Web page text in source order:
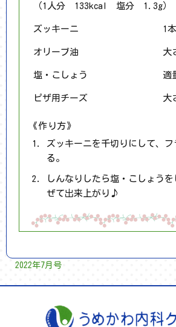
（1人分 133kcal 塩分 1.3g）
ズッキーニ 1本
オリーブ油 大
塩・こしょう 適
ピザ用チーズ 大
《作り方》
ズッキーニを千切りにして、
る。
しんなりしたら塩・こしょう
ぜて出来上がり♪
2022年7月号